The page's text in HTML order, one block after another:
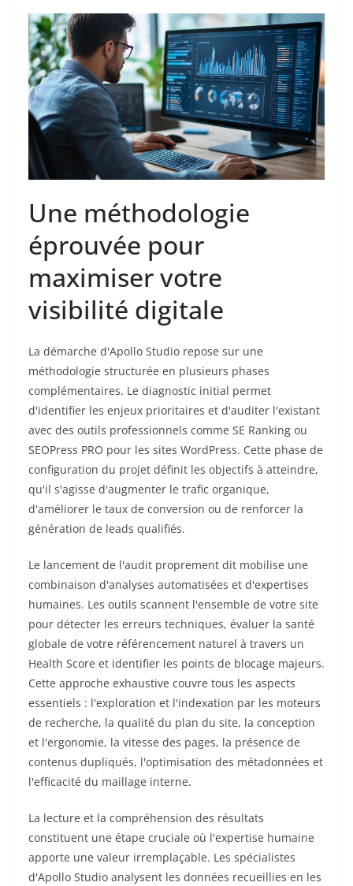
Une méthodologie
éprouvée pour
maximiser votre
visibilité digitale
La démarche d'Apollo Studio repose sur une
méthodologie structurée en plusieurs phases
complémentaires. Le diagnostic initial permet
d'identifier les enjeux prioritaires et d'auditer l'existant
avec des outils professionnels comme SE Ranking ou
SEOPress PRO pour les sites WordPress. Cette phase de
configuration du projet définit les objectifs à atteindre,
qu'il s'agisse d'augmenter le trafic organique,
d'améliorer le taux de conversion ou de renforcer la
génération de leads qualifiés.
Le lancement de l'audit proprement dit mobilise une
combinaison d'analyses automatisées et d'expertises
humaines. Les outils scannent l'ensemble de votre site
pour détecter les erreurs techniques, évaluer la santé
globale de votre référencement naturel à travers un
Health Score et identifier les points de blocage majeurs.
Cette approche exhaustive couvre tous les aspects
essentiels : l'exploration et l'indexation par les moteurs
de recherche, la qualité du plan du site, la conception
et l'ergonomie, la vitesse des pages, la présence de
contenus dupliqués, l'optimisation des métadonnées et
l'efficacité du maillage interne.
La lecture et la compréhension des résultats
constituent une étape cruciale où l'expertise humaine
apporte une valeur irremplaçable. Les spécialistes
d'Apollo Studio analysent les données recueillies en les